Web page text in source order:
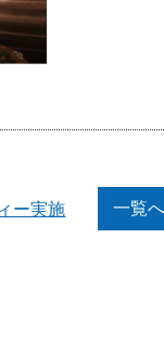
ー実施 一覧